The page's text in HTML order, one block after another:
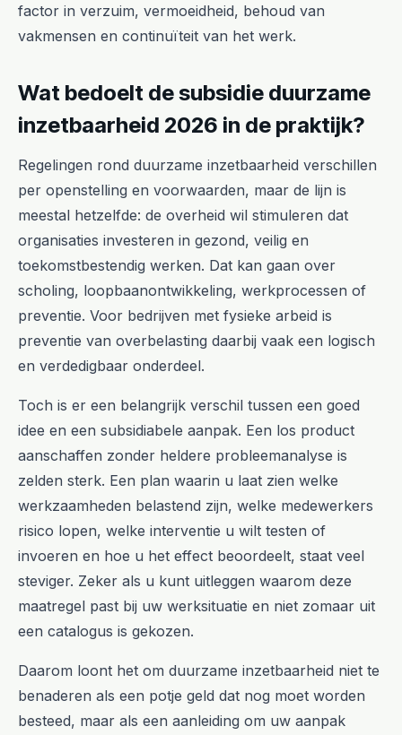
factor in verzuim, vermoeidheid, behoud van
vakmensen en continuïteit van het werk.
Wat bedoelt de subsidie duurzame
inzetbaarheid 2026 in de praktijk?
Regelingen rond duurzame inzetbaarheid verschillen
per openstelling en voorwaarden, maar de lijn is
meestal hetzelfde: de overheid wil stimuleren dat
organisaties investeren in gezond, veilig en
toekomstbestendig werken. Dat kan gaan over
scholing, loopbaanontwikkeling, werkprocessen of
preventie. Voor bedrijven met fysieke arbeid is
preventie van overbelasting daarbij vaak een logisch
en verdedigbaar onderdeel.
Toch is er een belangrijk verschil tussen een goed
idee en een subsidiabele aanpak. Een los product
aanschaffen zonder heldere probleemanalyse is
zelden sterk. Een plan waarin u laat zien welke
werkzaamheden belastend zijn, welke medewerkers
risico lopen, welke interventie u wilt testen of
invoeren en hoe u het effect beoordeelt, staat veel
steviger. Zeker als u kunt uitleggen waarom deze
maatregel past bij uw werksituatie en niet zomaar uit
een catalogus is gekozen.
Daarom loont het om duurzame inzetbaarheid niet te
benaderen als een potje geld dat nog moet worden
besteed, maar als een aanleiding om uw aanpak